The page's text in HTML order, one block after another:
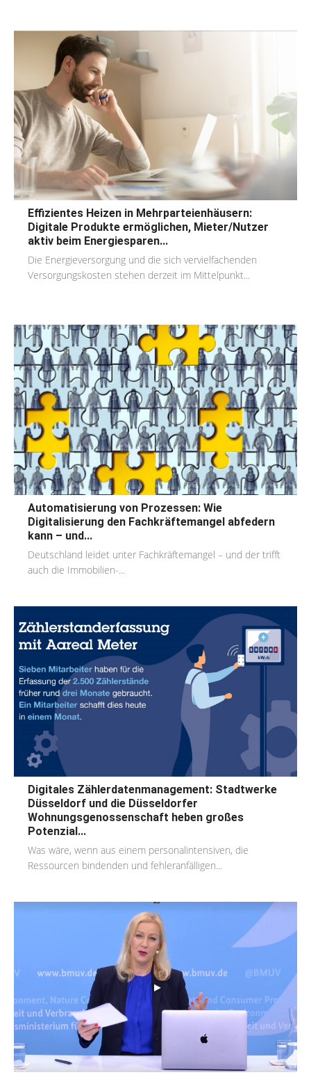
Effizientes Heizen in Mehrparteienhäusern:
Digitale Produkte ermöglichen, Mieter/Nutzer
aktiv beim Energiesparen...
Die Energieversorgung und die sich vervielfachenden
Versorgungskosten stehen derzeit im Mittelpunkt...
Automatisierung von Prozessen: Wie
Digitalisierung den Fachkräftemangel abfedern
kann – und...
Deutschland leidet unter Fachkräftemangel – und der trifft
auch die Immobilien-...
Digitales Zählerdatenmanagement: Stadtwerke
Düsseldorf und die Düsseldorfer
Wohnungsgenossenschaft heben großes
Potenzial...
Was wäre, wenn aus einem personalintensiven, die
Ressourcen bindenden und fehleranfälligen...